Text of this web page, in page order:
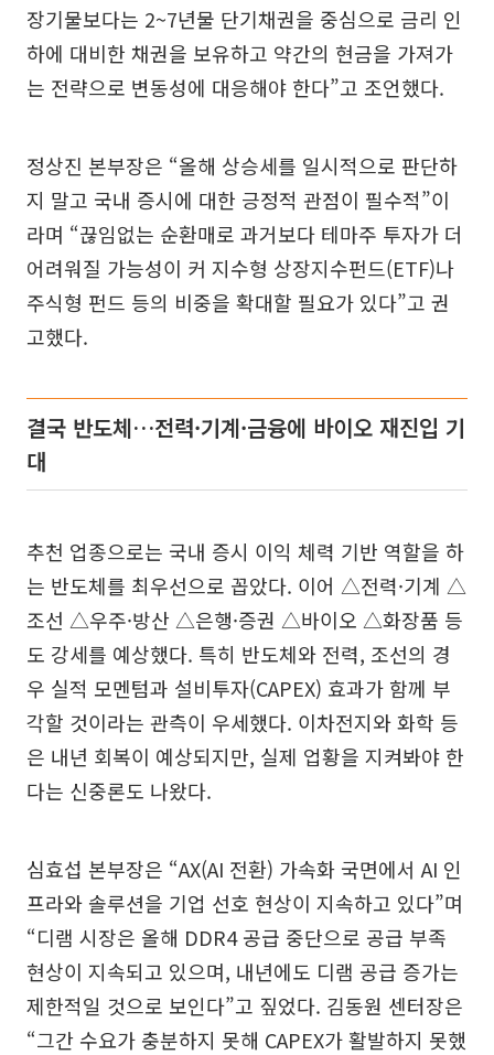
장기물보다는 2~7년물 단기채권을 중심으로 금리 인
하에 대비한 채권을 보유하고 약간의 현금을 가져가
는 전략으로 변동성에 대응해야 한다”고 조언했다.
정상진 본부장은 “올해 상승세를 일시적으로 판단하
지 말고 국내 증시에 대한 긍정적 관점이 필수적”이
라며 “끊임없는 순환매로 과거보다 테마주 투자가 더
어려워질 가능성이 커 지수형 상장지수펀드(ETF)나
주식형 펀드 등의 비중을 확대할 필요가 있다”고 권
고했다.
결국 반도체…전력·기계·금융에 바이오 재진입 기
대
추천 업종으로는 국내 증시 이익 체력 기반 역할을 하
는 반도체를 최우선으로 꼽았다. 이어 △전력·기계 △
조선 △우주·방산 △은행·증권 △바이오 △화장품 등
도 강세를 예상했다. 특히 반도체와 전력, 조선의 경
우 실적 모멘텀과 설비투자(CAPEX) 효과가 함께 부
각할 것이라는 관측이 우세했다. 이차전지와 화학 등
은 내년 회복이 예상되지만, 실제 업황을 지켜봐야 한
다는 신중론도 나왔다.
심효섭 본부장은 “AX(AI 전환) 가속화 국면에서 AI 인
프라와 솔루션을 기업 선호 현상이 지속하고 있다”며
“디램 시장은 올해 DDR4 공급 중단으로 공급 부족
현상이 지속되고 있으며, 내년에도 디램 공급 증가는
제한적일 것으로 보인다”고 짚었다. 김동원 센터장은
“그간 수요가 충분하지 못해 CAPEX가 활발하지 못했